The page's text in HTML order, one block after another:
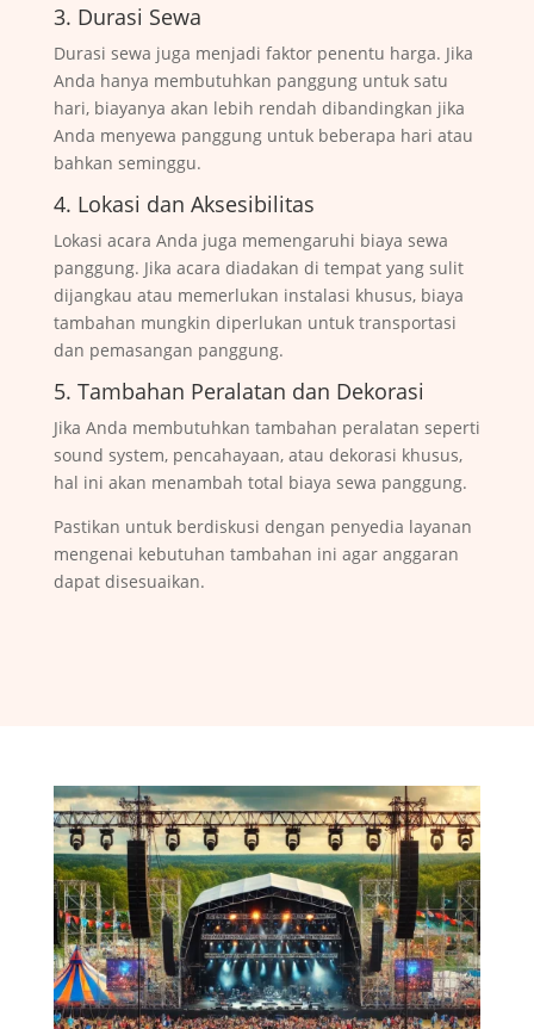
3. Durasi Sewa
Durasi sewa juga menjadi faktor penentu harga. Jika
Anda hanya membutuhkan panggung untuk satu
hari, biayanya akan lebih rendah dibandingkan jika
Anda menyewa panggung untuk beberapa hari atau
bahkan seminggu.
4. Lokasi dan Aksesibilitas
Lokasi acara Anda juga memengaruhi biaya sewa
panggung. Jika acara diadakan di tempat yang sulit
dijangkau atau memerlukan instalasi khusus, biaya
tambahan mungkin diperlukan untuk transportasi
dan pemasangan panggung.
5. Tambahan Peralatan dan Dekorasi
Jika Anda membutuhkan tambahan peralatan seperti
sound system, pencahayaan, atau dekorasi khusus,
hal ini akan menambah total biaya sewa panggung.
Pastikan untuk berdiskusi dengan penyedia layanan
mengenai kebutuhan tambahan ini agar anggaran
dapat disesuaikan.